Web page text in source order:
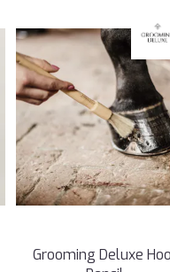
Grooming Deluxe